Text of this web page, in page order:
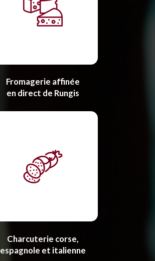
Fromagerie affinée
en direct de Rungis
Charcuterie corse,
espagnole et italienne